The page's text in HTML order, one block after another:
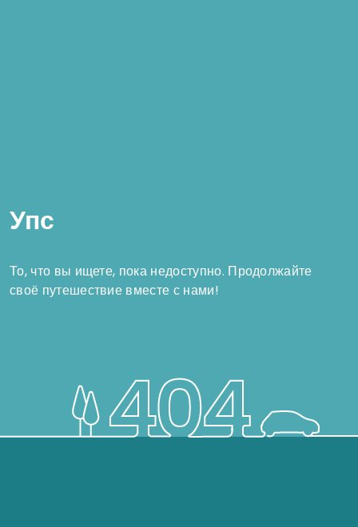
Упс
То, что вы ищете, пока недоступно. Продолжайте
своё путешествие вместе с нами!